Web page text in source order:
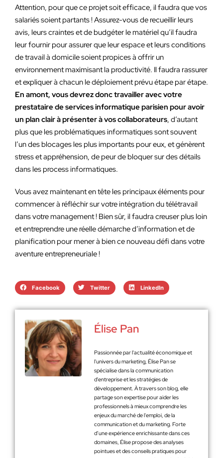
Attention, pour que ce projet soit efficace, il faudra que vos
salariés soient partants ! Assurez-vous de recueillir leurs
avis, leurs craintes et de budgéter le matériel qu’il faudra
leur fournir pour assurer que leur espace et leurs conditions
de travail à domicile soient propices à offrir un
environnement maximisant la productivité. Il faudra rassurer
et expliquer à chacun le déploiement prévu étape par étape.
En amont, vous devrez donc travailler avec votre
prestataire de services informatique parisien pour avoir
un plan clair à présenter à vos collaborateurs, d’autant
plus que les problématiques informatiques sont souvent
l’un des blocages les plus importants pour eux, et génèrent
stress et appréhension, de peur de bloquer sur des détails
dans les process informatiques.
Vous avez maintenant en tête les principaux éléments pour
commencer à réfléchir sur votre intégration du télétravail
dans votre management ! Bien sûr, il faudra creuser plus loin
et entreprendre une réelle démarche d’information et de
planification pour mener à bien ce nouveau défi dans votre
aventure entrepreneuriale !
Facebook Twitter LinkedIn
Élise Pan
Passionnée par l'actualité économique et
l'univers du marketing, Élise Pan se
spécialise dans la communication
d'entreprise et les stratégies de
développement. À travers son blog, elle
partage son expertise pour aider les
professionnels à mieux comprendre les
enjeux du marché de l'emploi, de la
communication et du marketing. Forte
d’une expérience enrichissante dans ces
domaines, Élise propose des analyses
pointues et des conseils pratiques pour